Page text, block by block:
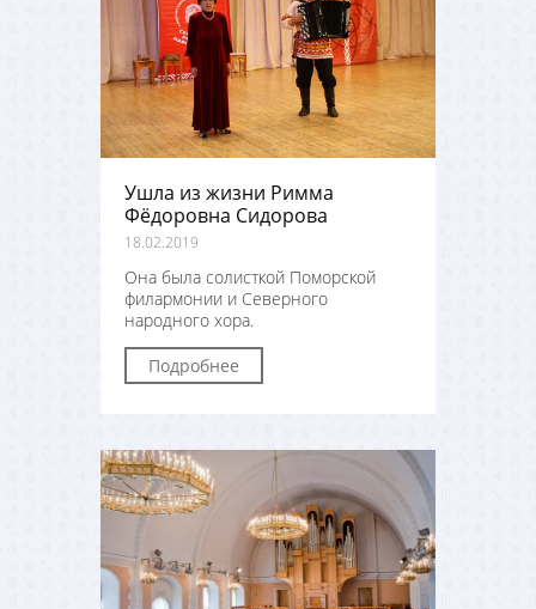
Ушла из жизни Римма
Фёдоровна Сидорова
18.02.2019
Она была солисткой Поморской
филармонии и Северного
народного хора.
Подробнее